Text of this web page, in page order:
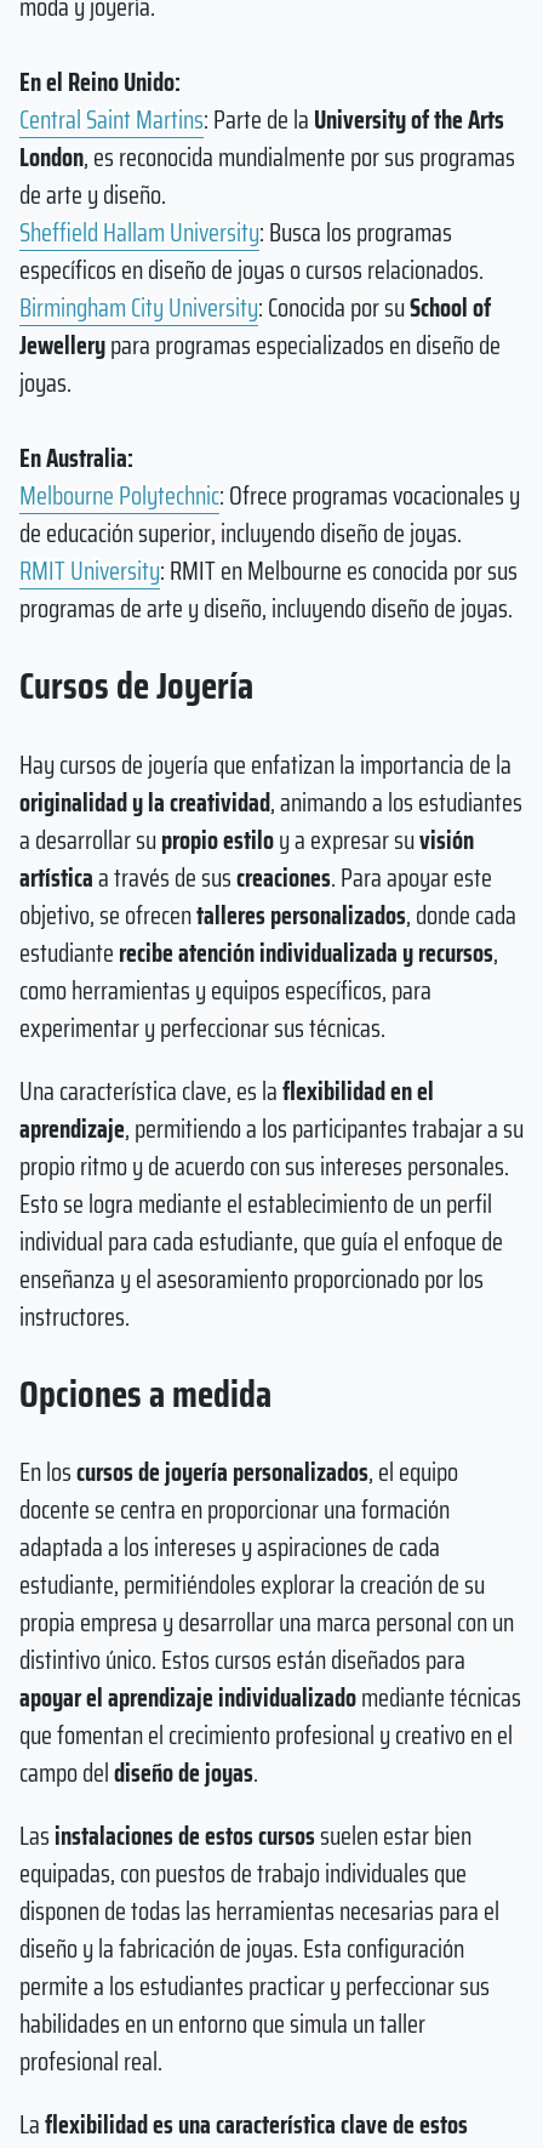
En el Reino Unido:
Central Saint Martins: Parte de laUniversity of the Arts
London, es reconocida mundialmente por sus programas
de arte y diseño.
Sheffield Hallam University: Busca los programas
específicos en diseño de joyas o cursos relacionados.
Birmingham City University: Conocida por suSchool of
Jewellerypara programas especializados en diseño de
joyas.
En Australia:
Melbourne Polytechnic: Ofrece programas vocacionales y
de educación superior, incluyendo diseño de joyas.
RMIT University: RMIT en Melbourne es conocida por sus
programas de arte y diseño, incluyendo diseño de joyas.
Cursos de Joyería
Hay cursos de joyería que enfatizan la importancia de la
originalidad y la creatividad, animando a los estudiantes
a desarrollar supropio estiloy a expresar suvisión
artísticaa través de suscreaciones. Para apoyar este
objetivo, se ofrecentalleres personalizados, donde cada
estudianterecibe atención individualizada y recursos,
como herramientas y equipos específicos, para
experimentar y perfeccionar sus técnicas.
Una característica clave, es laflexibilidad en el
aprendizaje, permitiendo a los participantes trabajar a su
propio ritmo y de acuerdo con sus intereses personales.
Esto se logra mediante el establecimiento de un perfil
individual para cada estudiante, que guía el enfoque de
enseñanza y el asesoramiento proporcionado por los
instructores.
Opciones a medida
En loscursos de joyería personalizados, el equipo
docente se centra en proporcionar una formación
adaptada a los intereses y aspiraciones de cada
estudiante, permitiéndoles explorar la creación de su
propia empresa y desarrollar una marca personal con un
distintivo único. Estos cursos están diseñados para
apoyar el aprendizaje individualizadomediante técnicas
que fomentan el crecimiento profesional y creativo en el
campo deldiseño de joyas.
Lasinstalaciones de estos cursossuelen estar bien
equipadas, con puestos de trabajo individuales que
disponen de todas las herramientas necesarias para el
diseño y la fabricación de joyas. Esta configuración
permite a los estudiantes practicar y perfeccionar sus
habilidades en un entorno que simula un taller
profesional real.
Laflexibilidad es una característica clave de estos